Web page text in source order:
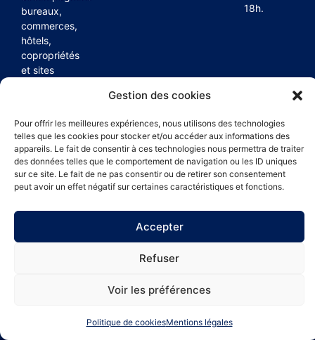
Gestion des cookies
Pour offrir les meilleures expériences, nous utilisons des technologies
telles que les cookies pour stocker et/ou accéder aux informations des
appareils. Le fait de consentir à ces technologies nous permettra de traiter
des données telles que le comportement de navigation ou les ID uniques
sur ce site. Le fait de ne pas consentir ou de retirer son consentement
peut avoir un effet négatif sur certaines caractéristiques et fonctions.
Accepter
Refuser
Voir les préférences
Politique de cookiesMentions légales
bureaux,
commerces,
hôtels,
copropriétés
et sites
nettoyage
fiables,
rigoureuses
et adaptées
à chaque
18h.
© 2026 Mille Azur Propreté.